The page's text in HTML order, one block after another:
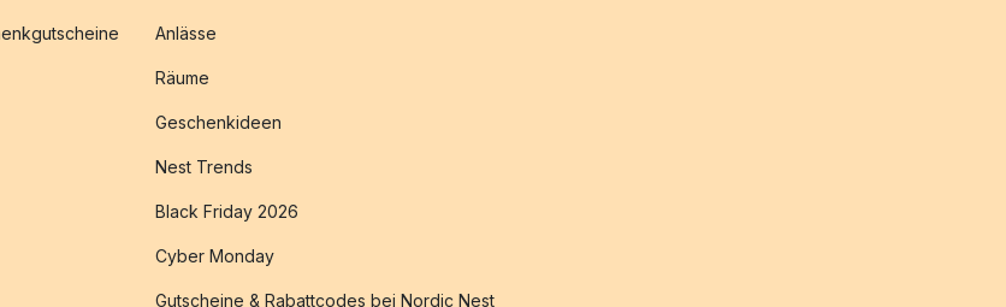
Anlässe
Räume
Geschenkideen
Nest Trends
Black Friday 2026
Cyber Monday
Gutscheine & Rabattcodes bei Nordic Nest